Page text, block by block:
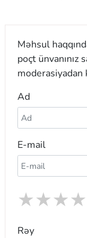
Məhsul
poçt ünvanınız
moderasiyadan
Ad
E-mail
★
★
★
★
Rəy